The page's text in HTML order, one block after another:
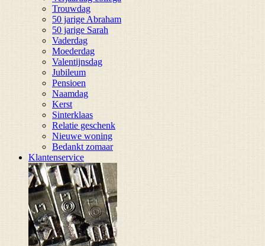
Trouwdag
50 jarige Abraham
50 jarige Sarah
Vaderdag
Moederdag
Valentijnsdag
Jubileum
Pensioen
Naamdag
Kerst
Sinterklaas
Relatie geschenk
Nieuwe woning
Bedankt zomaar
Klantenservice